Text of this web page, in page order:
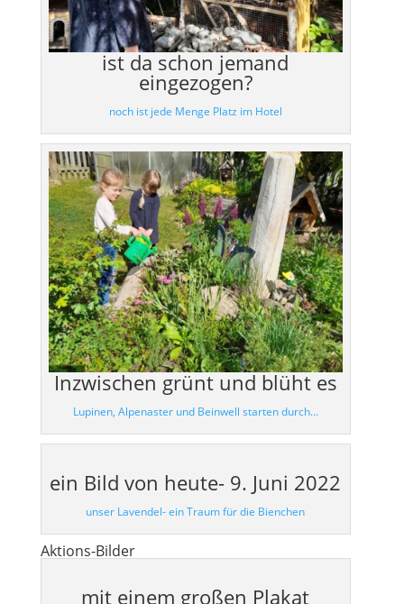
ist da schon jemand
eingezogen?
noch ist jede Menge Platz im Hotel
Inzwischen grünt und blüht es
Lupinen, Alpenaster und Beinwell starten durch...
ein Bild von heute- 9. Juni 2022
unser Lavendel- ein Traum für die Bienchen
Aktions-Bilder
mit einem großen Plakat